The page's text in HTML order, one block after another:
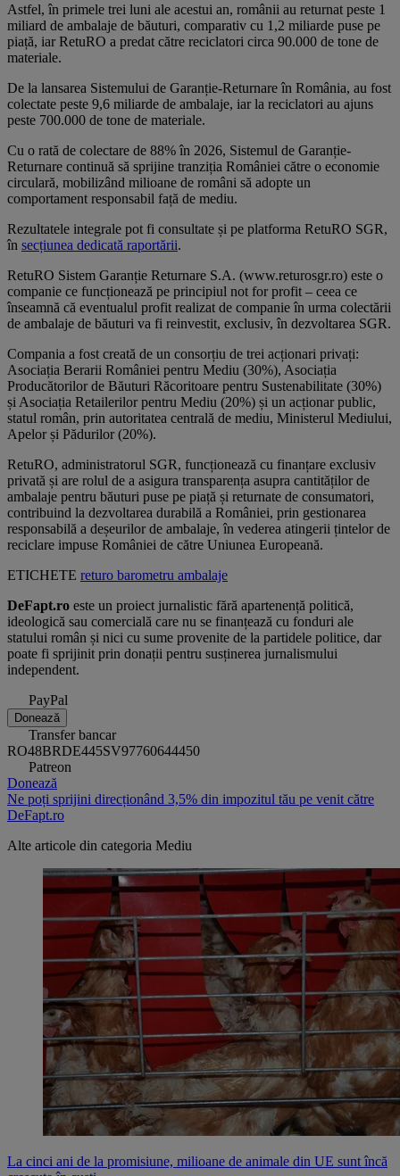
Astfel, în primele trei luni ale acestui an, românii au returnat peste 1
miliard de ambalaje de băuturi, comparativ cu 1,2 miliarde puse pe
piață, iar RetuRO a predat către reciclatori circa 90.000 de tone de
materiale.
De la lansarea Sistemului de Garanție-Returnare în România, au fost
colectate peste 9,6 miliarde de ambalaje, iar la reciclatori au ajuns
peste 700.000 de tone de materiale.
Cu o rată de colectare de 88% în 2026, Sistemul de Garanție-
Returnare continuă să sprijine tranziția României către o economie
circulară, mobilizând milioane de români să adopte un
comportament responsabil față de mediu.
Rezultatele integrale pot fi consultate și pe platforma RetuRO SGR,
în secțiunea dedicată raportării.
RetuRO Sistem Garanție Returnare S.A. (www.returosgr.ro) este o
companie ce funcționează pe principiul not for profit – ceea ce
înseamnă că eventualul profit realizat de companie în urma colectării
de ambalaje de băuturi va fi reinvestit, exclusiv, în dezvoltarea SGR.
Compania a fost creată de un consorțiu de trei acționari privați:
Asociația Berarii României pentru Mediu (30%), Asociația
Producătorilor de Băuturi Răcoritoare pentru Sustenabilitate (30%)
și Asociația Retailerilor pentru Mediu (20%) și un acționar public,
statul român, prin autoritatea centrală de mediu, Ministerul Mediului,
Apelor și Pădurilor (20%).
RetuRO, administratorul SGR, funcționează cu finanțare exclusiv
privată și are rolul de a asigura transparența asupra cantităților de
ambalaje pentru băuturi puse pe piață și returnate de consumatori,
contribuind la dezvoltarea durabilă a României, prin gestionarea
responsabilă a deșeurilor de ambalaje, în vederea atingerii țintelor de
reciclare impuse României de către Uniunea Europeană.
ETICHETE returo barometru ambalaje
DeFapt.ro este un proiect jurnalistic fără apartenență politică,
ideologică sau comercială care nu se finanțează cu fonduri ale
statului român și nici cu sume provenite de la partidele politice, dar
poate fi sprijinit prin donații pentru susținerea jurnalismului
independent.
PayPal
Donează
Transfer bancar
RO48BRDE445SV97760644450
Patreon
Donează
Ne poți sprijini direcționând 3,5% din impozitul tău pe venit către
DeFapt.ro
Alte articole din categoria Mediu
La cinci ani de la promisiune, milioane de animale din UE sunt încă